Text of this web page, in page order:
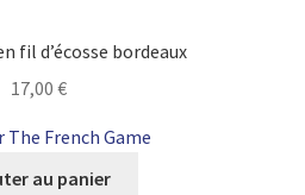
fil d’écosse bordeaux
17,00 €
The French Game
au panier